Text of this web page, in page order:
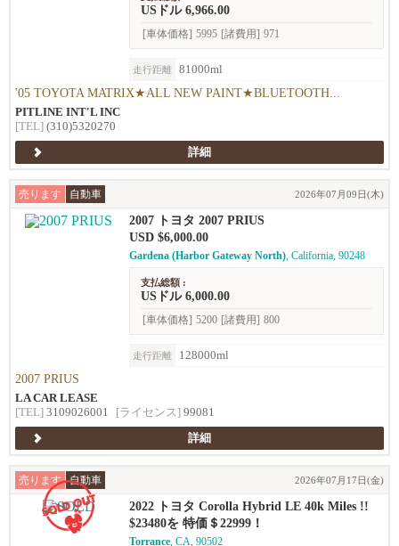
USドル 6,966.00
[車体価格] 5995 [諸費用] 971
走行距離 81000ml
'05 TOYOTA MATRIX★ALL NEW PAINT★BLUETOOTH...
PITLINE INT'L INC
[TEL] (310)5320270
詳細
売ります 自動車 2026年07月09日(木)
2007 トヨタ 2007 PRIUS
USD $6,000.00
Gardena (Harbor Gateway North), California, 90248
支払総額 :
USドル 6,000.00
[車体価格] 5200 [諸費用] 800
走行距離 128000ml
2007 PRIUS
LA CAR LEASE
[TEL] 3109026001 [ライセンス] 99081
詳細
売ります 自動車 2026年07月17日(金)
2022 トヨタ Corolla Hybrid LE 40k Miles !!
$23480を 特価＄22999！
Torrance, CA, 90502